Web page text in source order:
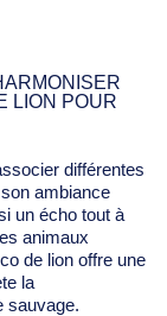
LION POUR
différentes
ambiance
un écho tout à
animaux
de lion offre une
la
sauvage.